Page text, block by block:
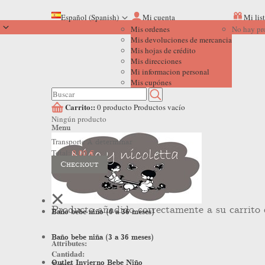
Español (Spanish)
Mi cuenta
Mis ordenes
Mis devoluciones de mercancia
Mis hojas de crédito
Mis direcciones
Mi informacion personal
Mis cupónes
Mi
No hay
Carrito:: 0producto Productosvacío
Ningún producto
TransporteA determinar
Total:
0,00 €
Checkout
Producto añadido correctamente a su carrito
Attributes:
Cantidad:
Menu
Baño bebe niño (6 a 36 meses)
Baño bebe niña (3 a 36 meses)
Outlet Invierno Bebe Niño